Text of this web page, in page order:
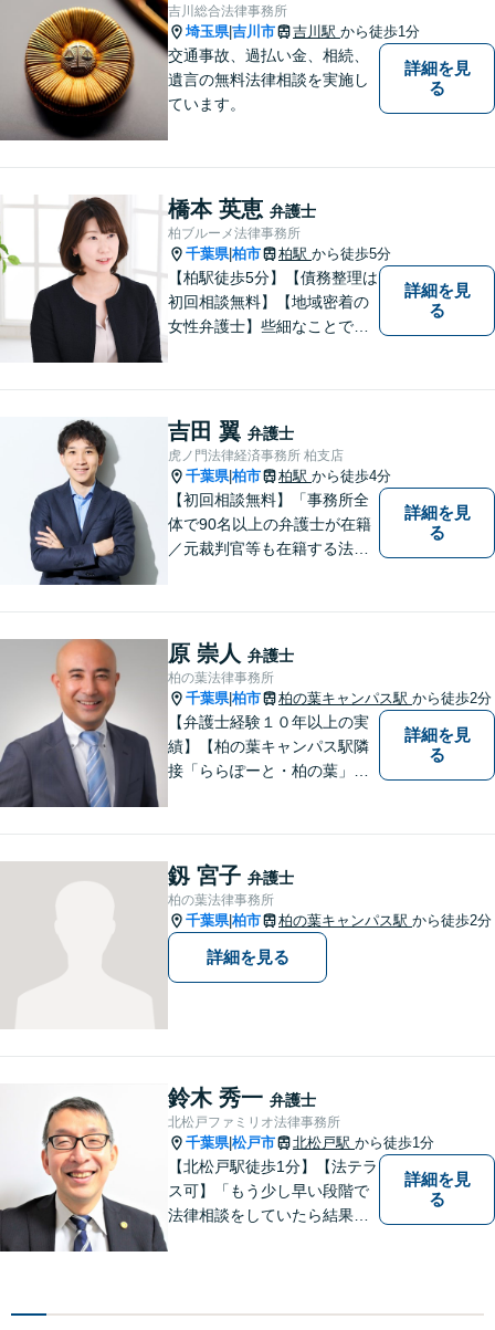
吉川総合法律事務所
埼玉県|吉川市 吉川駅 から徒歩1分
交通事故、過払い金、相続、
遺言の無料法律相談を実施し
ています。
詳細を見
る
橋本 英恵 弁護士
柏ブルーメ法律事務所
千葉県|柏市 柏駅 から徒歩5分
【柏駅徒歩5分】【債務整理は
初回相談無料】【地域密着の
女性弁護士】些細なことでも
詳細を見
る
吉田 翼 弁護士
虎ノ門法律経済事務所 柏支店
千葉県|柏市 柏駅 から徒歩4分
【初回相談無料】「事務所全
体で90名以上の弁護士が在籍
／元裁判官等も在籍する法律
と連携し、税務・登記もワン
ストップで対応可」【休日・
夜間相談可】
詳細を見
る
原 崇人 弁護士
柏の葉法律事務所
千葉県|柏市 柏の葉キャンパス駅 から徒歩2分
【弁護士経験１０年以上の実
績】【柏の葉キャンパス駅隣
接「ららぽーと・柏の葉」
詳細を見
る
釼 宮子 弁護士
柏の葉法律事務所
千葉県|柏市 柏の葉キャンパス駅 から徒歩2分
詳細を見る
鈴木 秀一 弁護士
北松戸ファミリオ法律事務所
千葉県|松戸市 北松戸駅 から徒歩1分
【北松戸駅徒歩1分】【法テラ
ス可】「もう少し早い段階で
法律相談をしていたら結果が
に、皆さんの明るい未来をサ
詳細を見
る